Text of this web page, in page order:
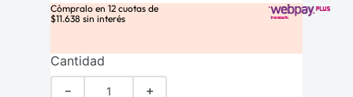
Cómpralo en 12 cuotas de
$11.638 sin interés
Cantidad
＋
－